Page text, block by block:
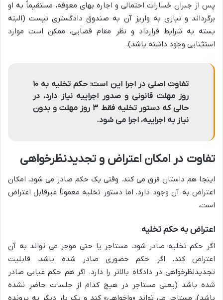
پس از جبران خسارات احتمالی و اجاره بهای معوقه، مستقیماً به او
برگرداند و نیازی به واریز آن به صندوق دادگستری نیست (البته
بسته به شرایط قرارداد و نظر مقام قضایی، ممکن است موارد
استثنایی وجود داشته باشد).
تفاوت اصلی در اجرا این است: حکم تخلیه به ۱۰
روز مهلت قانونی و صدور اجراییه نیاز دارد، در
حالی که دستور تخلیه فقط ۳ روز مهلت و بدون
نیاز به اجراییه، اجرا می شود.
تفاوت در امکان اعتراض و تجدیدنظرخواهی
اینجا هم داستان فرق می کند. وقتی یک حکم صادر می شود، امکان
اعتراض به آن وجود دارد، اما دستور تخلیه معمولاً غیرقابل اعتراض
است.
اعتراض به حکم تخلیه
اگر حکم تخلیه صادر شود، مستاجر یا حتی موجر می تواند به آن
اعتراض کند. اگر حکم حضوری صادر شده باشد، قابلیت
تجدیدنظرخواهی در دادگاه بالاتر را دارد. اگر هم حکم غیابی صادر
شده باشد (یعنی مستاجر در هیچ کدام از جلسات حاضر نشده